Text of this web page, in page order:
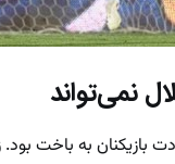
نمی‌تواند
به باخت بود.